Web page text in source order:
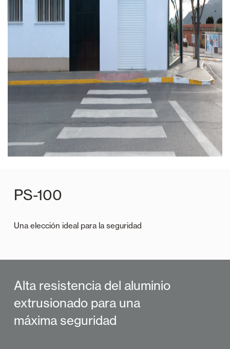
PS-100
Una elección ideal para la seguridad
Alta resistencia del aluminio
extrusionado para una
máxima seguridad